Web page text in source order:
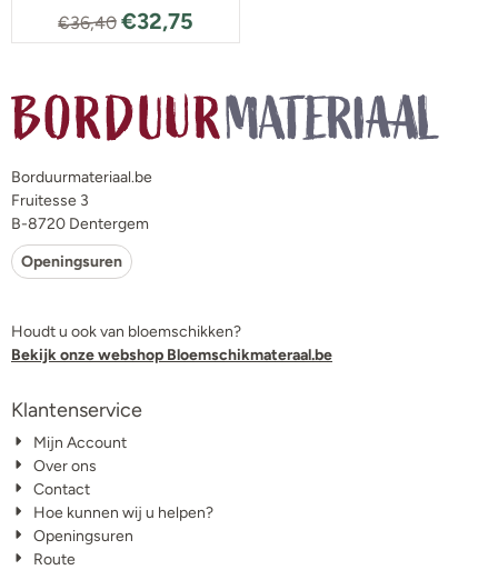
€36,40 €32,75
Borduurmateriaal.be
Fruitesse 3
B-8720 Dentergem
Openingsuren
Houdt u ook van bloemschikken?
Bekijk onze webshop Bloemschikmateraal.be
Klantenservice
Mijn Account
Over ons
Contact
Hoe kunnen wij u helpen?
Openingsuren
Route